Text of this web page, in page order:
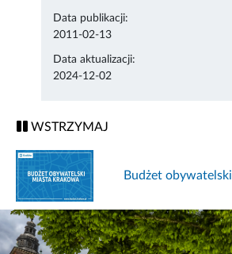
Data publikacji:
2011-02-13
Data aktualizacji:
2024-12-02
WSTRZYMAJ
Budżet obywatelski